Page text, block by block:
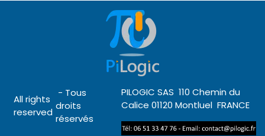
All rights
reserved
- Tous
droits
réservés
PILOGIC SAS 110 Chemin du
Calice 01120 Montluel FRANCE